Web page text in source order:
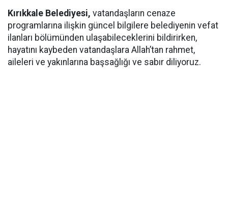
Kırıkkale Belediyesi, vatandaşların cenaze
programlarına ilişkin güncel bilgilere belediyenin vefat
ilanları bölümünden ulaşabileceklerini bildirirken,
hayatını kaybeden vatandaşlara Allah’tan rahmet,
aileleri ve yakınlarına başsağlığı ve sabır diliyoruz.